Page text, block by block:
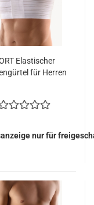
Elastischer
für Herren
nur für